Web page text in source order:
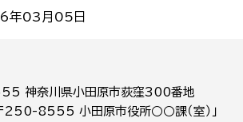
年03月05日
神奈川県小田原市荻窪300番地
250-8555 小田原市役所○○課（室）」